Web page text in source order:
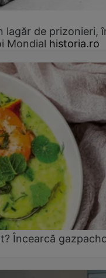
lagăr de prizonieri,
Mondial historia.ro
Încearcă